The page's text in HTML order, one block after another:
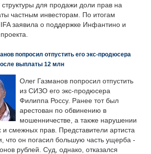
для продажи доли прав на
частным инвесторам. По итогам
заявила о поддержке Инфантино и
попросил отпустить его экс-продюсера
выплаты 12 млн
Олег Газманов попросил отпустить
из СИЗО его экс-продюсера
Филиппа Россу. Ранее тот был
арестован по обвинению в
мошенничестве, а также нарушении
и смежных прав. Представители артиста
что он погасил большую часть ущерба -
рублей. Суд, однако, отказался